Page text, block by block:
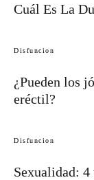
Cuál Es La
Disfuncion
¿Pueden los
eréctil?
Disfuncion
Sexualidad: 4